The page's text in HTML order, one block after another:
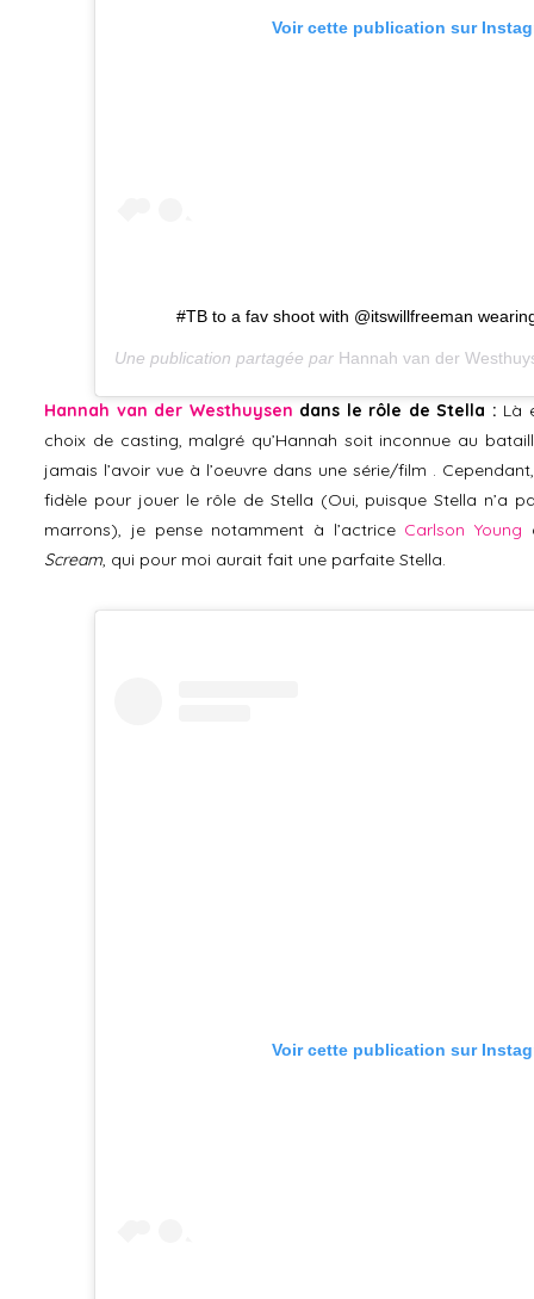
Voir cette publication sur
#TB to a fav shoot with @itswillfreeman
Une publication partagée par Hannah van der
Hannah van der Westhuysen dans le rôle de Stella : Là
choix de casting, malgré qu’Hannah soit inconnue au
jamais l’avoir vue à l’oeuvre dans une série/film .
fidèle pour jouer le rôle de Stella (Oui, puisque Stella n’a
marrons), je pense notamment à l’actrice Carlson Young
Scream, qui pour moi aurait fait une parfaite Stella.
Voir cette publication sur